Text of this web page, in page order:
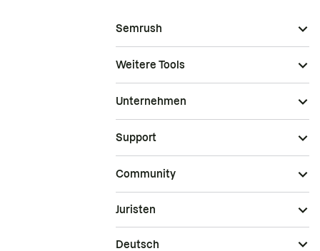
Semrush
Weitere Tools
Unternehmen
Support
Community
Juristen
Deutsch